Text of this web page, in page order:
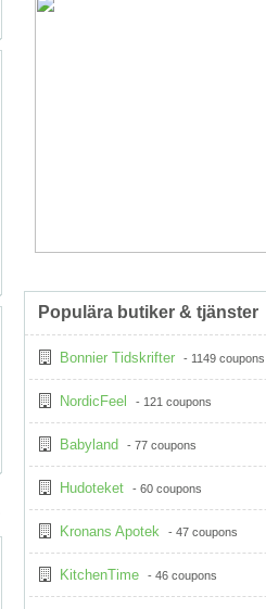
Populära butiker & tjänster
Bonnier Tidskrifter - 1149 coupons
NordicFeel - 121 coupons
Babyland - 77 coupons
Hudoteket - 60 coupons
Kronans Apotek - 47 coupons
KitchenTime - 46 coupons